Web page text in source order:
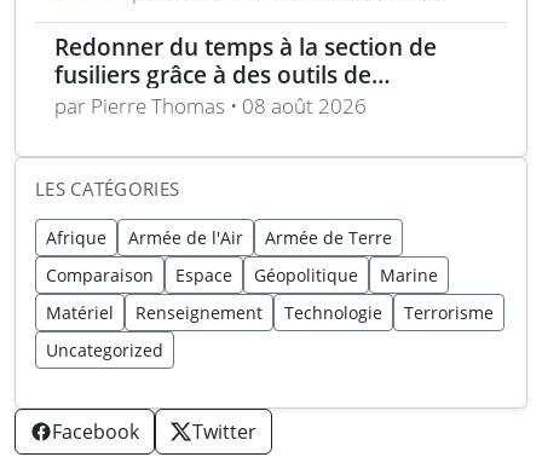
balistique sur Kiev – Deux
raffineries russes visées par
l’Ukraine
Redonner du temps à la section de
fusiliers grâce à des outils de
planification optimisés
par Pierre Thomas • 08 août 2026
LES CATÉGORIES
Afrique Armée de l'Air
Armée de Terre
Comparaison
Espace Géopolitique
Marine
Matériel
Renseignement Technologie
Terrorisme
Uncategorized
Facebook Twitter